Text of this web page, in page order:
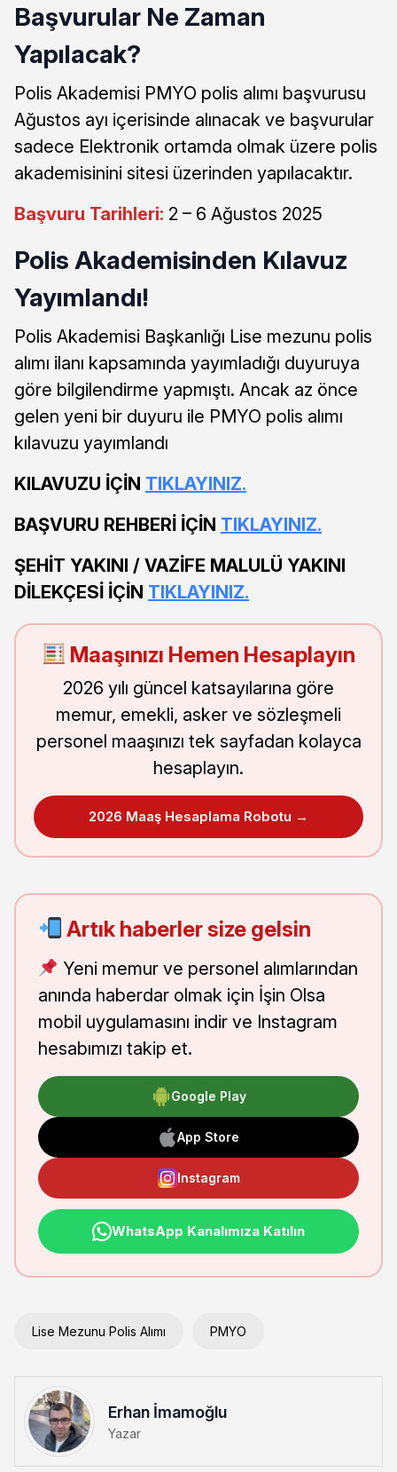
Başvurular Ne Zaman
Yapılacak?
Polis Akademisi PMYO polis alımı başvurusu
Ağustos ayı içerisinde alınacak ve başvurular
sadece Elektronik ortamda olmak üzere polis
akademisinini sitesi üzerinden yapılacaktır.
Başvuru Tarihleri: 2 – 6 Ağustos 2025
Polis Akademisinden Kılavuz
Yayımlandı!
Polis Akademisi Başkanlığı Lise mezunu polis
alımı ilanı kapsamında yayımladığı duyuruya
göre bilgilendirme yapmıştı. Ancak az önce
gelen yeni bir duyuru ile PMYO polis alımı
kılavuzu yayımlandı
KILAVUZU İÇİN TIKLAYINIZ.
BAŞVURU REHBERİ İÇİN TIKLAYINIZ.
ŞEHİT YAKINI / VAZİFE MALULÜ YAKINI
DİLEKÇESİ İÇİN TIKLAYINIZ.
Maaşınızı Hemen Hesaplayın
2026 yılı güncel katsayılarına göre
memur, emekli, asker ve sözleşmeli
personel maaşınızı tek sayfadan kolayca
hesaplayın.
2026 Maaş Hesaplama Robotu →
Artık haberler size gelsin
Yeni memur ve personel alımlarından
anında haberdar olmak için İşin Olsa
mobil uygulamasını indir ve Instagram
hesabımızı takip et.
Google Play
App Store
Instagram
WhatsApp Kanalımıza Katılın
Lise Mezunu Polis Alımı PMYO
Erhan İmamoğlu
Yazar